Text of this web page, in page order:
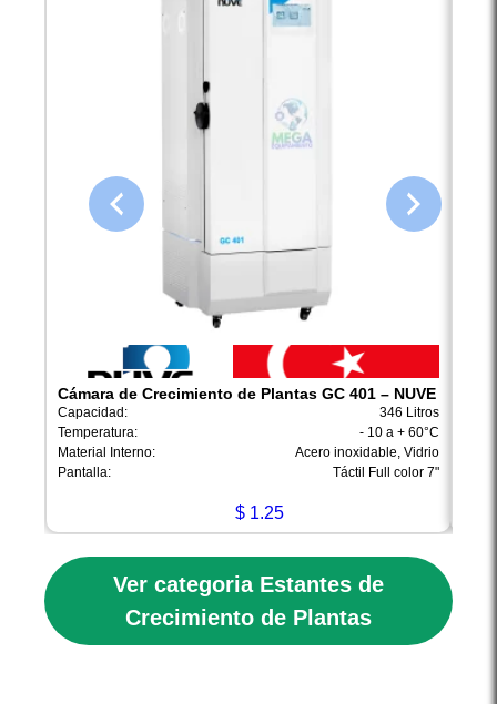
Cámara de Crecimiento de Plantas GC 401 – NUVE
Capacidad:
346 Litros
Temperatura:
- 10 a + 60°C
Material Interno:
Acero inoxidable, Vidrio
Pantalla:
Táctil Full color 7"
$ 1.25
Ver categoria Estantes de
Crecimiento de Plantas